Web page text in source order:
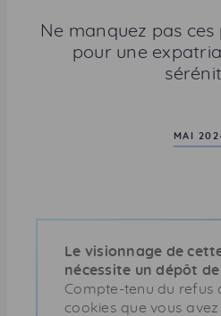
Ne manquez pas
pour une
MAI
Le visionnage de
nécessite un dépôt
Compte-tenu du refus
cookies que vous